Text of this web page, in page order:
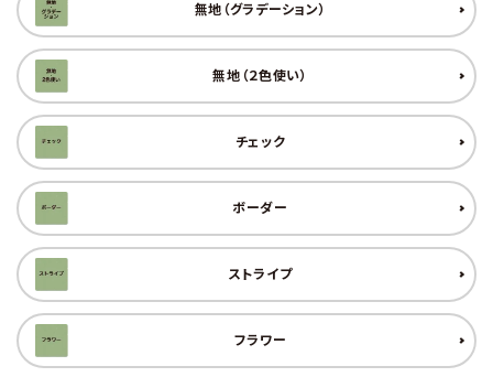
おすすめ商品
アイテムから探す
無地（グラデーション）
無地（２色使い）
チェック
ボーダー
ストライプ
フラワー